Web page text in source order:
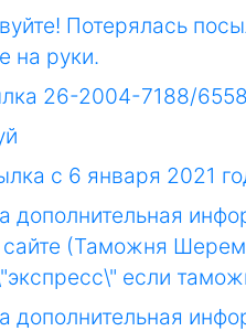
Потерялась
на руки.
26-2004-7188/
с 6 января 2021
дополнительная
сайте (Таможня
если
дополнительная